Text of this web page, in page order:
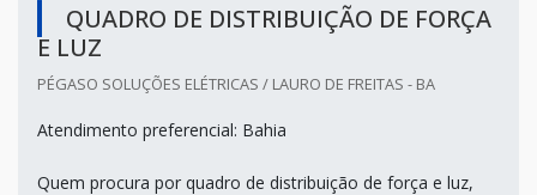
QUADRO DE DISTRIBUIÇÃO DE FORÇA
E LUZ
PÉGASO SOLUÇÕES ELÉTRICAS / LAURO DE FREITAS - BA
Atendimento preferencial: Bahia
Quem procura por quadro de distribuição de força e luz,